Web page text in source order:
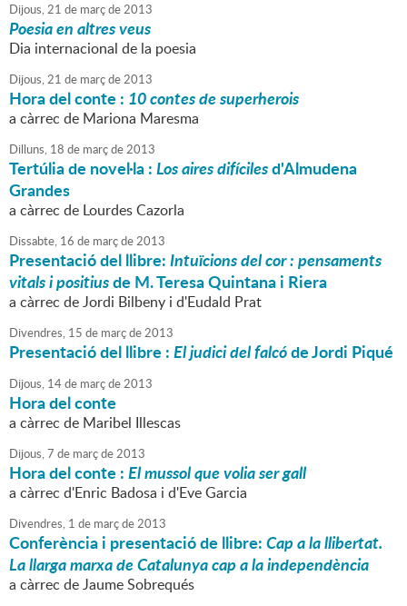
Dijous,21 de marçde2013
Poesia en altres veus
Dia internacional de la poesia
Dijous,21 de marçde2013
Hora del conte : 10 contes de superherois
a càrrec de Mariona Maresma
Dilluns, 18 de marçde2013
Tertúlia de novel·la :Los aires difícilesd'Almudena
Grandes
a càrrec de Lourdes Cazorla
Dissabte, 16 de marçde2013
Presentació del llibre:Intuïcions del cor : pensaments
vitals i positiusde M. Teresa Quintana i Riera
a càrrec de Jordi Bilbeny i d'Eudald Prat
Divendres, 15 de marçde2013
Presentació del llibre :El judici del falcóde Jordi Piqué
Dijous, 14de marçde2013
Hora del conte
a càrrec de Maribel Illescas
Dijous,7 de marçde2013
Hora del conte :El mussol que volia ser gall
a càrrec d'Enric Badosa i d'Eve Garcia
Divendres, 1 de marçde2013
Conferència i presentació de llibre:Cap a la llibertat.
La llarga marxa de Catalunya cap a la independència
a càrrec de Jaume Sobrequés